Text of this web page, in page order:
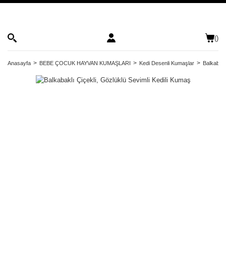
()
Anasayfa BEBE ÇOCUK HAYVAN KUMAŞLARI Kedi Desenli Kumaşlar